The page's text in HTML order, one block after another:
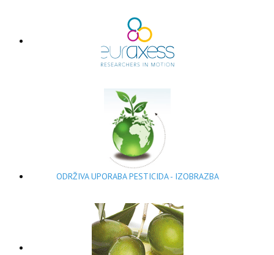
ODRŽIVA UPORABA PESTICIDA - IZOBRAZBA